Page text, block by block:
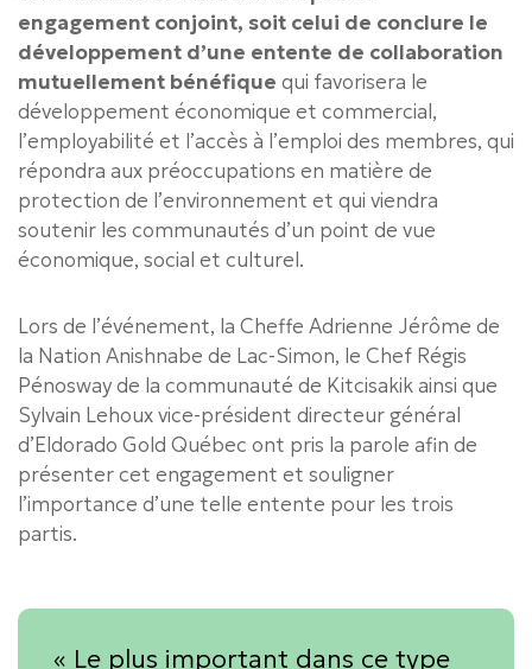
engagement conjoint, soit celui de conclure le
développement d’une entente de collaboration
mutuellement bénéfique qui favorisera le
développement économique et commercial,
l’employabilité et l’accès à l’emploi des membres, qui
répondra aux préoccupations en matière de
protection de l’environnement et qui viendra
soutenir les communautés d’un point de vue
économique, social et culturel.
Lors de l’événement, la Cheffe Adrienne Jérôme de
la Nation Anishnabe de Lac-Simon, le Chef Régis
Pénosway de la communauté de Kitcisakik ainsi que
Sylvain Lehoux vice-président directeur général
d’Eldorado Gold Québec ont pris la parole afin de
présenter cet engagement et souligner
l’importance d’une telle entente pour les trois
partis.
« Le plus important dans ce type